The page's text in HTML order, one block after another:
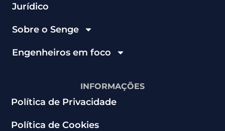
Jurídico
Sobre o Senge
Engenheiros em foco
INFORMAÇÕES
Política de Privacidade
Política de Cookies